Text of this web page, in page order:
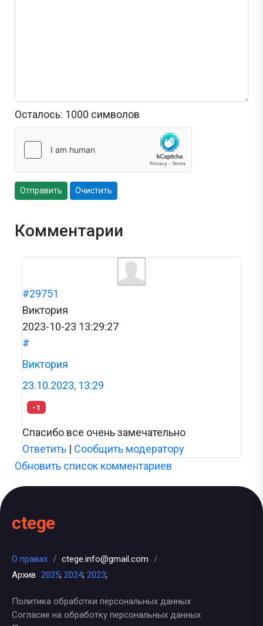
Осталось: 1000 символов
Отправить Очистить
Комментарии
#29751
Виктория
2023-10-23 13:29:27
#
Виктория
23.10.2023, 13:29
-1
Спасибо все очень замечательно
Ответить | Сообщить модератору
Обновить список комментариев
ctege
О правах / ctege.info@gmail.com /
Архив 2025; 2024; 2023;
Политика обработки персональных данных
Согласие на обработку персональных данных